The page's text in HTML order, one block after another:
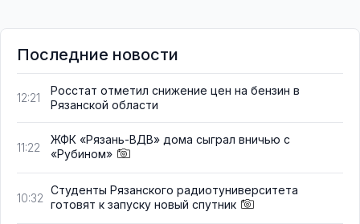
Последние новости
12:21
Росстат отметил снижение цен на бензин в
Рязанской области
11:22
ЖФК «Рязань-ВДВ» дома сыграл вничью с
«Рубином»
10:32
Студенты Рязанского радиотуниверситета
готовят к запуску новый спутник